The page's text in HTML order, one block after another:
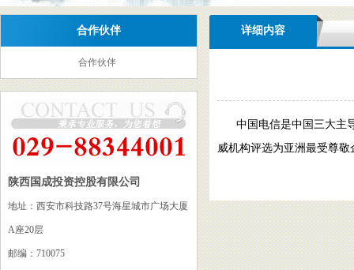
合作伙伴
合作伙伴
陕西国成投资控股有限公司
地址：西安市科技路37号海星城市广场大厦
A座20层
邮编：710075
详细内容
中国电信是中国三大主
威机构评选为亚洲最受尊